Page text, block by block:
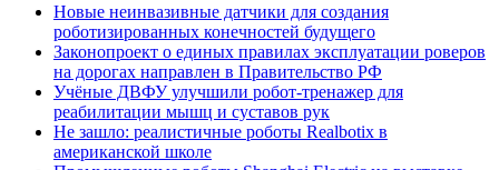
Новые неинвазивные датчики для создания
роботизированных конечностей будущего
Законопроект о единых правилах эксплуатации роверов
на дорогах направлен в Правительство РФ
Учёные ДВФУ улучшили робот-тренажер для
реабилитации мышц и суставов рук
Не зашло: реалистичные роботы Realbotix в
американской школе